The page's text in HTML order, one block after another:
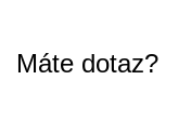
Máte dotaz?